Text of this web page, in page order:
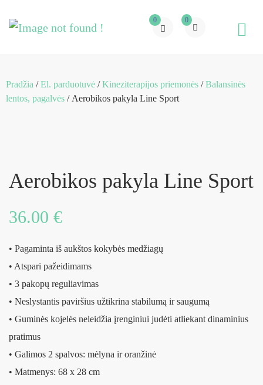
0 0
Pradžia /El. parduotuvė /Kineziterapijos priemonės /Balansinės
lentos, pagalvės / Aerobikos pakyla Line Sport
Aerobikos pakyla Line Sport
36.00 €
• Pagaminta iš aukštos kokybės medžiagų
• Atspari pažeidimams
• 3 pakopų reguliavimas
• Neslystantis paviršius užtikrina stabilumą ir saugumą
• Guminės kojelės neleidžia įrenginiui judėti atliekant dinaminius
pratimus
• Galimos 2 spalvos: mėlyna ir oranžinė
• Matmenys: 68 x 28 cm